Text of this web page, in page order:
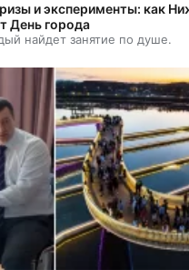
и эксперименты: как
День города
найдет занятие по душе.